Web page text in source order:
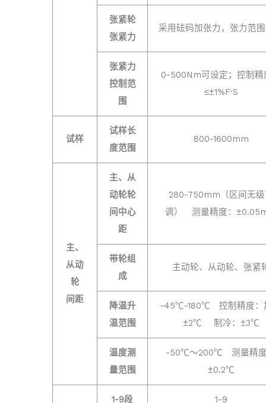
张紧轮
张紧力
采用砝码加张力，张力范
张紧力
控制范
围
0-500Nm可设定；控制精
≤±1%F·S
试样
试样长
度范围
800-1600mm
主、
从动
轮
间距
主、从
动轮轮
间中心
距
280-750mm（区间无
调） 测量精度：
带轮组
成
主动轮、从动轮、张紧
降温升
温范围
-45℃-180℃ 控制精度：
±2℃ 制冷：±3℃
温度测
量范围
-50℃～200℃ 测量精
±0.2℃
1-9段 1-9